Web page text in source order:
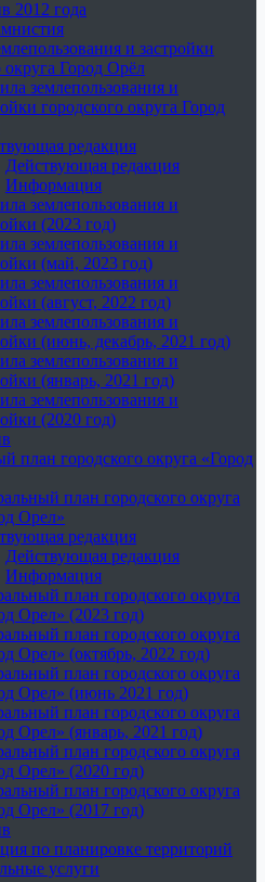
2012 года
и застройки
округа Город Орёл
землепользования и
городского округа Город
редакция
Действующая редакция
Информация
землепользования и
(2023 год)
землепользования и
(май, 2023 год)
землепользования и
(август, 2022 год)
землепользования и
(июнь, декабрь, 2021 год)
землепользования и
(январь, 2021 год)
землепользования и
(2020 год)
план городского округа «Город
план городского округа
Орел»
редакция
Действующая редакция
Информация
план городского округа
Орел» (2023 год)
план городского округа
Орел» (октябрь, 2022 год)
план городского округа
Орел» (июнь 2021 год)
план городского округа
Орел» (январь, 2021 год)
план городского округа
Орел» (2020 год)
план городского округа
Орел» (2017 год)
по планировке территорий
услуги